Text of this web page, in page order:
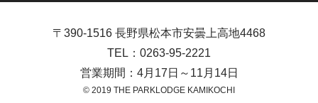
〒390-1516 長野県松本市安曇上高地4468
TEL：0263-95-2221
営業期間：4月17日～11月14日
© 2019 THE PARKLODGE KAMIKOCHI